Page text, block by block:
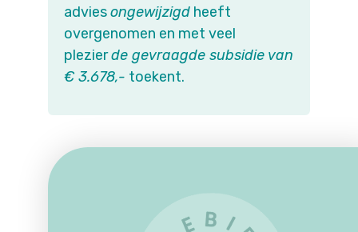
adviesongewijzigd heeft
overgenomen en met veel
plezierde gevraagde subsidie van
€ 3.678,- toekent.